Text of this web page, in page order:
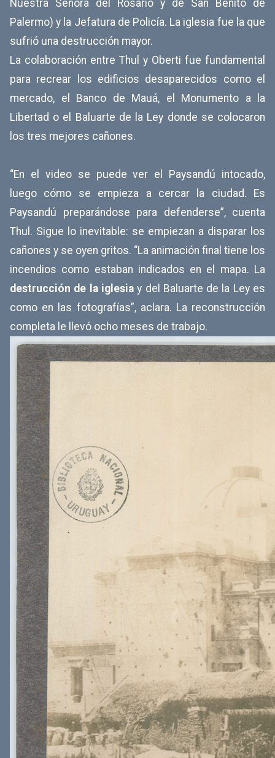
Nuestra Señora del Rosario y de San Benito de
Palermo) y la Jefatura de Policía. La iglesia fue la que
sufrió una destrucción mayor.
La colaboración entre Thul y Oberti fue fundamental
para recrear los edificios desaparecidos como el
mercado, el Banco de Mauá, el Monumento a la
Libertad o el Baluarte de la Ley donde se colocaron
los tres mejores cañones.
“En el video se puede ver el Paysandú intocado,
luego cómo se empieza a cercar la ciudad. Es
Paysandú preparándose para defenderse”, cuenta
Thul. Sigue lo inevitable: se empiezan a disparar los
cañones y se oyen gritos. “La animación final tiene los
incendios como estaban indicados en el mapa. La
destrucción de la iglesiay del Baluarte de la Ley es
como en las fotografías”, aclara. La reconstrucción
completa le llevó ocho meses de trabajo.